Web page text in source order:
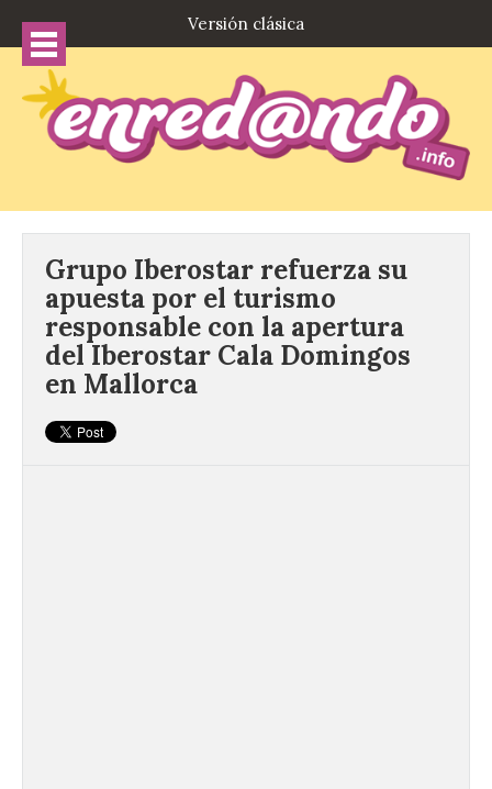
Versión clásica
Grupo Iberostar refuerza su
apuesta por el turismo
responsable con la apertura
del Iberostar Cala Domingos
en Mallorca